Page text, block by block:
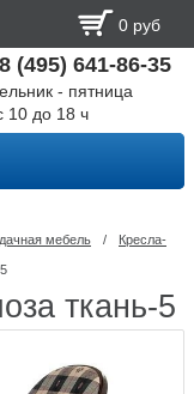
0 руб
8 (495) 641-86-35
- пятница
10 до 18 ч
мебель / Кресла-
ткань-5